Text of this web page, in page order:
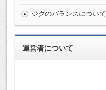
ジグのバランスについて
運営者について